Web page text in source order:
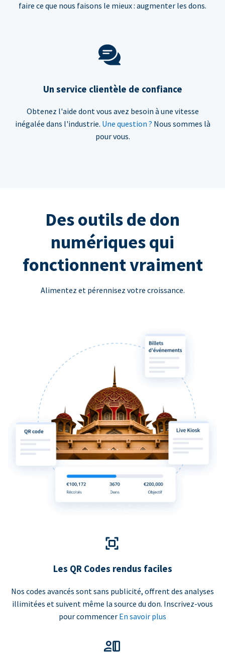
faire ce que nous faisons le mieux : augmenter les dons.
Un service clientèle de confiance
Obtenez l'aide dont vous avez besoin à une vitesse
inégalée dans l'industrie. Une question ? Nous sommes là
pour vous.
Des outils de don
numériques qui
fonctionnent vraiment
Alimentez et pérennisez votre croissance.
Les QR Codes rendus faciles
Nos codes avancés sont sans publicité, offrent des analyses
illimitées et suivent même la source du don. Inscrivez-vous
pour commencer En savoir plus